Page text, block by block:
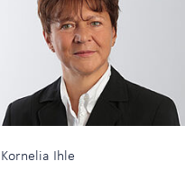
Kornelia Ihle